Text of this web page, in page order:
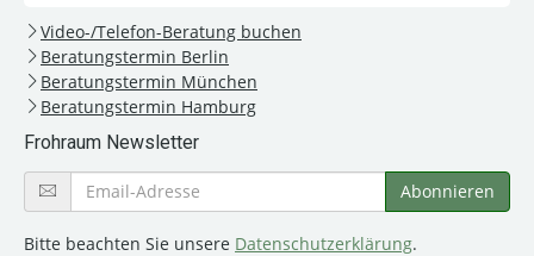
Video-/Telefon-Beratung buchen
Beratungstermin Berlin
Beratungstermin München
Beratungstermin Hamburg
Frohraum Newsletter
Bitte beachten Sie unsere Datenschutzerklärung.